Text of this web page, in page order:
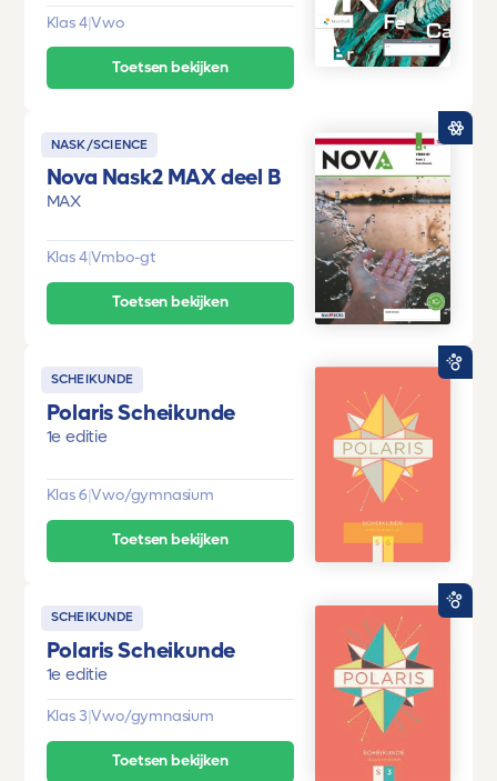
Klas 4|Vwo
Toetsen bekijken
NASK/SCIENCE
Nova Nask2 MAX deel B
MAX
Klas 4|Vmbo-gt
Toetsen bekijken
SCHEIKUNDE
Polaris Scheikunde
1e editie
Klas 6|Vwo/gymnasium
Toetsen bekijken
SCHEIKUNDE
Polaris Scheikunde
1e editie
Klas 3|Vwo/gymnasium
Toetsen bekijken